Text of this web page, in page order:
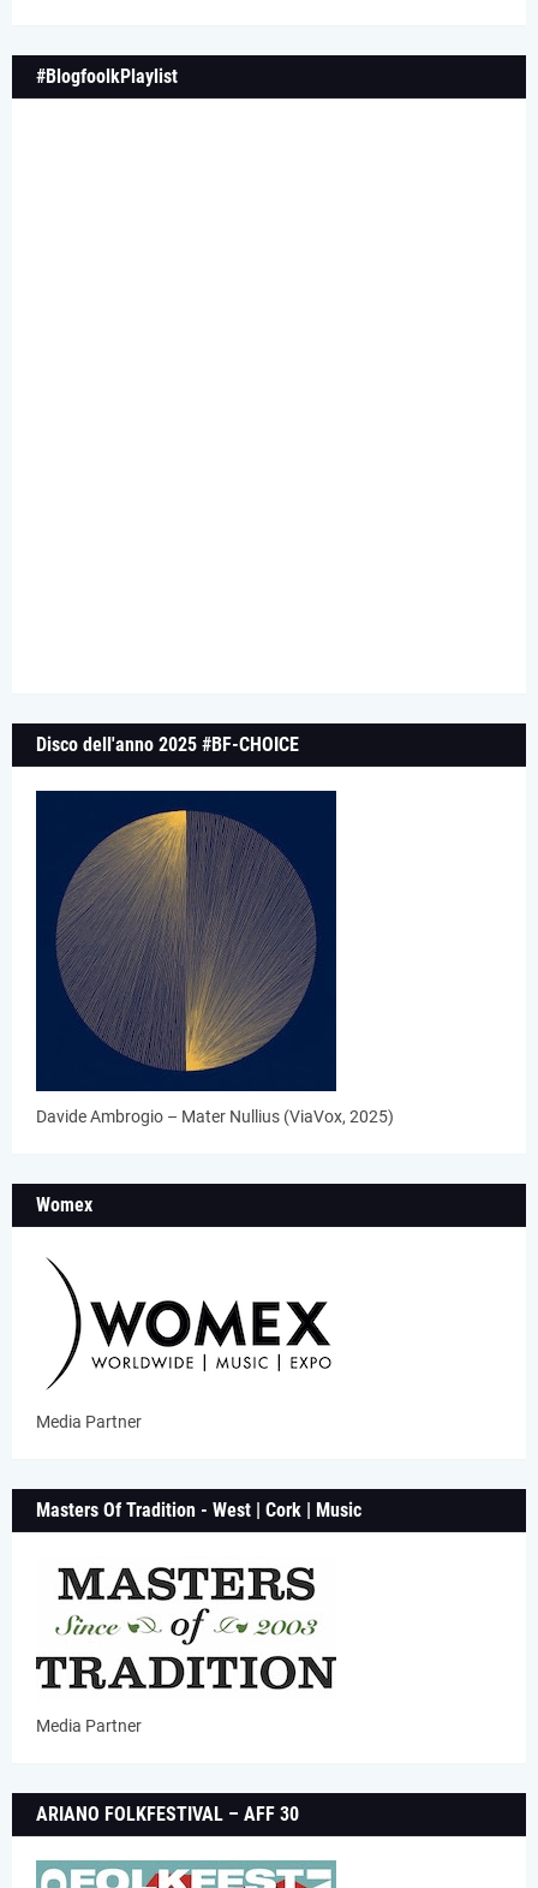
#BlogfoolkPlaylist
Disco dell'anno 2025 #BF-CHOICE
Davide Ambrogio – Mater Nullius (ViaVox, 2025)
Womex
Media Partner
Masters Of Tradition - West | Cork | Music
Media Partner
ARIANO FOLKFESTIVAL – AFF 30